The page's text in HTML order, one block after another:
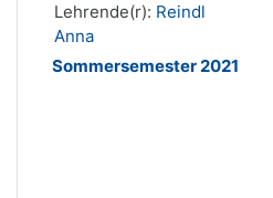
Lehrende(r): Reindl
Anna
Sommersemester 2021